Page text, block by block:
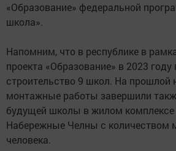
«Образование» федеральной
школа».
Напомним, что в республике в
проекта «Образование» в 2023
строительство 9 школ. На прошлой
монтажные работы завершили
будущей школы в жилом комплексе
Набережные Челны с количеством
человека.